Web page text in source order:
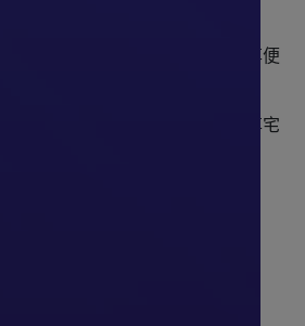
到不付款(已完成結帳之訂單)，享便
。
到不付款(已完成結帳之訂單)，享宅